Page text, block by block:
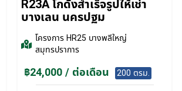
R23A โกดังสำเร็จรูปให้เช่า
บางเลน นครปฐม
โครงการHR25 บางพลีใหญ่
สมุทรปราการ
฿24,000 / ต่อเดือน 200 ตรม.